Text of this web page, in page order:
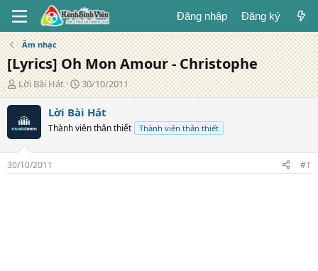
Đăng nhập Đăng ký
Âm nhạc
[Lyrics] Oh Mon Amour - Christophe
T
á
c
g
i
ả
Lời Bài Hát
N
g
à
y
đ
g
30/10/2011
Lời Bài Hát
Thành viên thân thiết Thành viên thân thiết
30/10/2011 #1